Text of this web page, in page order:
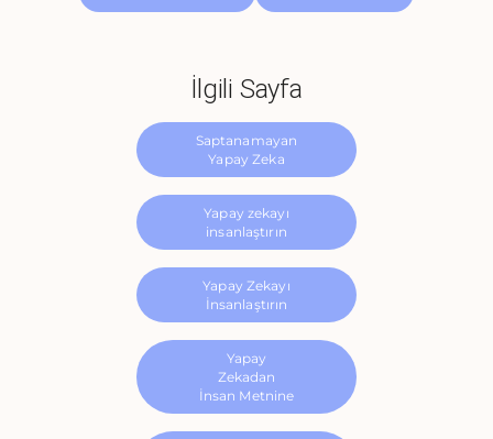
İlgili Sayfa
Saptanamayan
Yapay Zeka
Yapay zekayı
insanlaştırın
Yapay Zekayı
İnsanlaştırın
Yapay
Zekadan
İnsan Metnine